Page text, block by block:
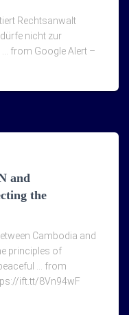
Rechtsanwalt
nicht zur
… from Google Alert –
and
the
Cambodia and
principles of
… from
ift.tt/8Vn94wF